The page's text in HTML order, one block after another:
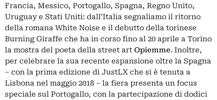
Francia, Messico, Portogallo, Spagna, Regno Unito,
Uruguay e Stati Uniti: dall’Italia segnaliamo il ritorno
della romana White Noise e il debutto della torinese
Burning Giraffe che ha in corso fino al 20 aprile a Torino
la mostra del poeta della street art Opiemme. Inoltre,
per celebrare la sua recente espansione oltre la Spagna
– con la prima edizione di JustLX che si è tenuta a
Lisbona nel maggio 2018 – la fiera presenta un focus
speciale sul Portogallo, con la partecipazione di dodici